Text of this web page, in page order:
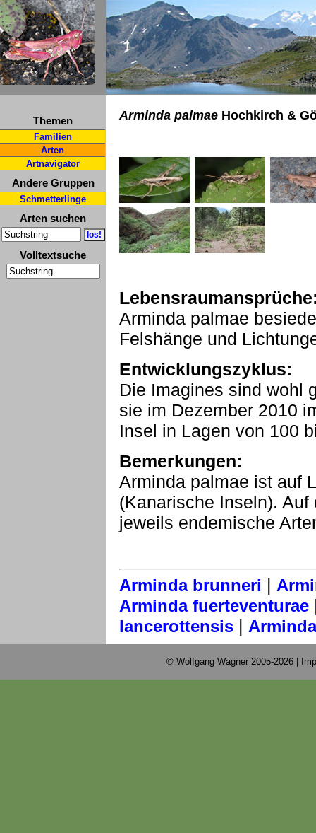
Themen
Familien
Arten
Artnavigator
Andere Gruppen
Schmetterlinge
Arten suchen
Volltextsuche
Arminda palmae Hochkirch &
Arminda palmae
Felshänge und
Entwicklungszyklus:
Die Imagines sind wohl
sie im Dezember 2010
Insel in Lagen von 100
Bemerkungen:
Arminda palmae ist auf
(Kanarische Inseln).
jeweils endemische
Arminda brunneri |
Arminda fuerteventurae
lancerottensis |
© Wolfgang Wagner 2005-2026 |